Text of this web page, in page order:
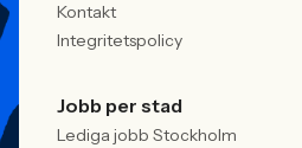
Kontakt
Integritetspolicy
Jobb per stad
Lediga jobb Stockholm